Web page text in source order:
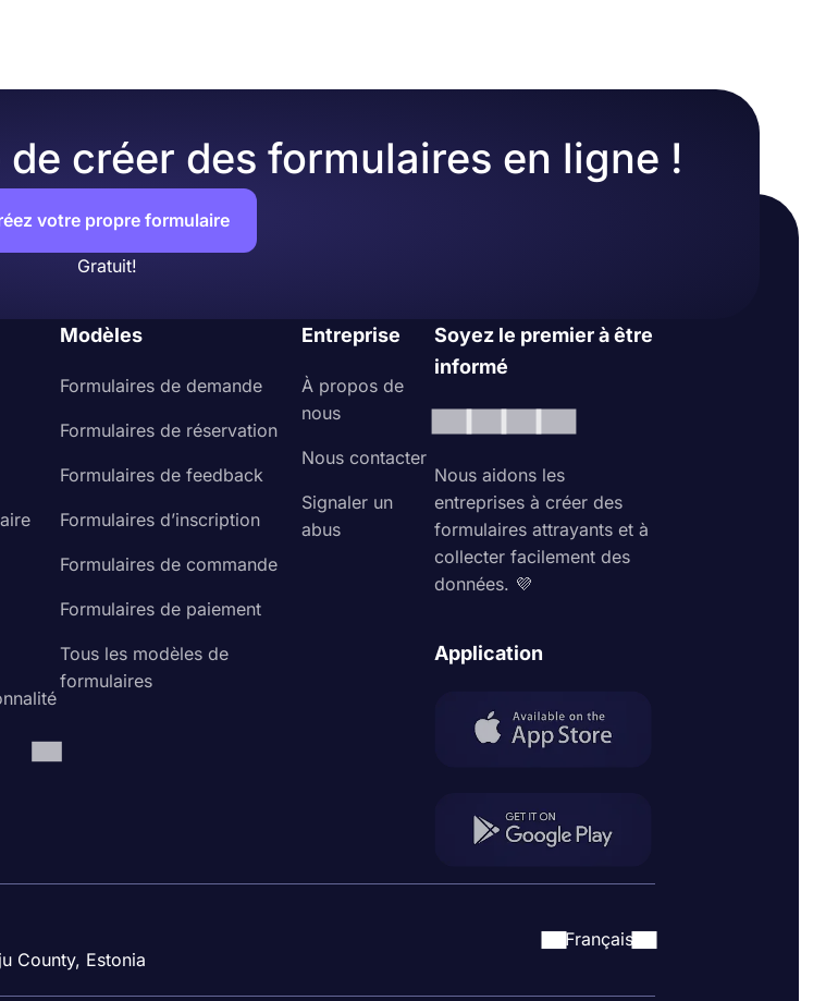
créer des formulaires en ligne !
votre propre formulaire
Gratuit!
Modèles
Formulaires de demande
Formulaires de réservation
Formulaires de feedback
Formulaires d’inscription
Formulaires de commande
Formulaires de paiement
Tous les modèles de
formulaires
Entreprise
À propos de
nous
Nous contacter
Signaler un
abus
Soyez le premier à être
informé
Nous aidons les
entreprises à créer des
formulaires attrayants et à
collecter facilement des
données. 💜
Application
County, Estonia
Français